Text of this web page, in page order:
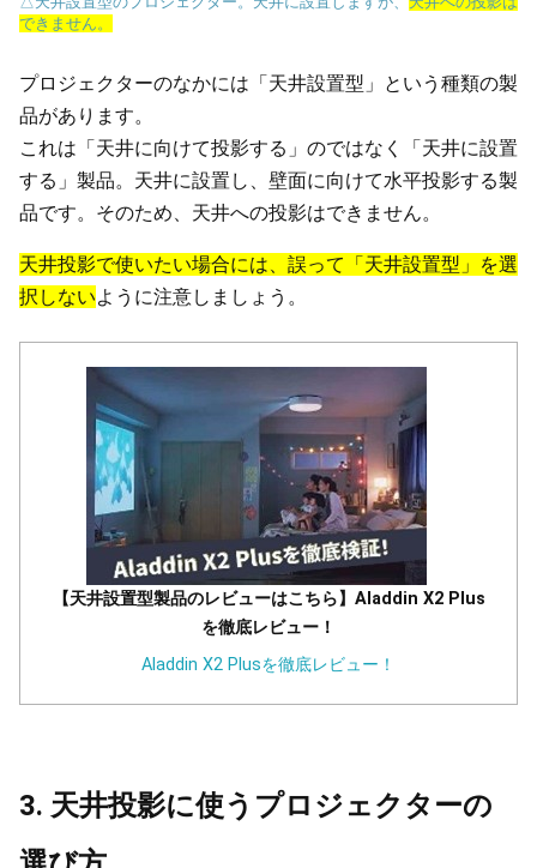
できません。
プロジェクターのなかには「天井設置型」という種類の製
品があります。
これは「天井に向けて投影する」のではなく「天井に設置
する」製品。天井に設置し、壁面に向けて水平投影する製
品です。そのため、天井への投影はできません。
天井投影で使いたい場合には、誤って「天井設置型」を選
択しないように注意しましょう。
【天井設置型製品のレビューはこちら】Aladdin X2 Plus
を徹底レビュー！
Aladdin X2 Plusを徹底レビュー！
3. 天井投影に使うプロジェクターの